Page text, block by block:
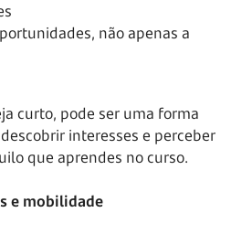
não apenas a
curto, pode ser uma forma
interesses e perceber
que aprendes no curso.
e mobilidade